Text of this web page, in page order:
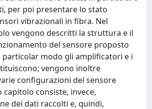
per poi presentare lo stato
vibrazionali in fibra. Nel
vengono descritti la struttura e il
del sensore proposto
particolar modo gli amplificatori e i
vengono inoltre
configurazioni del sensore
consiste, invece,
dei dati raccolti e, quindi,